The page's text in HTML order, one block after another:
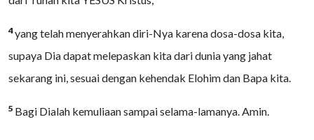
4yang telah menyerahkan diri-Nya karena dosa-dosa kita,
supaya Dia dapat melepaskan kita dari dunia yang jahat
sekarang ini, sesuai dengan kehendak Elohim dan Bapa kita.
5 Bagi Dialah kemuliaan sampai selama-lamanya. Amin.